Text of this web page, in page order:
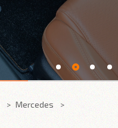
Mercedes